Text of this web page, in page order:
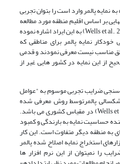
نمایه پالمر وارد است را بتوان تجربی
بر اساس اقلیم منطقه مورد مطالعه
پالمر دانست. ولز و هکاران (Wells et al., 2004) به این ایراد اشاره نموده
نمایه پالمر برای مناطقی که
مناسب نیست معرفی نمودند و قدمی
از این نمایه در کشور هایی غیر از
ضرایب تجربی موسوم به "عوامل
پالمرتوسط روش معرفی شده
توسط ولز و همکاران (Wells et al., 2004) در مقیاس کشوری می باشد.
حساسیت نمایه به بارندگی و کمبود
به منطقه دیگر متفاوت است. این کار
استخراج نمایه اصلاح شده پالمر
را نمیتوان از این نرم افزار ها